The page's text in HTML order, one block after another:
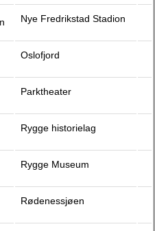
Nye Fredrikstad Stadion
Oslofjord
Parktheater
Rygge historielag
Rygge Museum
Rødenessjøen